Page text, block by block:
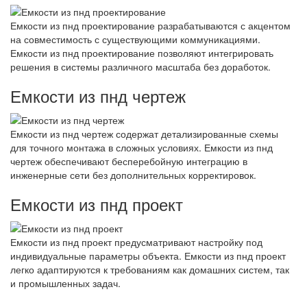
Емкости из пнд проектирование разрабатываются с акцентом
на совместимость с существующими коммуникациями.
Емкости из пнд проектирование позволяют интегрировать
решения в системы различного масштаба без доработок.
Емкости из пнд чертеж
Емкости из пнд чертеж содержат детализированные схемы
для точного монтажа в сложных условиях. Емкости из пнд
чертеж обеспечивают бесперебойную интеграцию в
инженерные сети без дополнительных корректировок.
Емкости из пнд проект
Емкости из пнд проект предусматривают настройку под
индивидуальные параметры объекта. Емкости из пнд проект
легко адаптируются к требованиям как домашних систем, так
и промышленных задач.